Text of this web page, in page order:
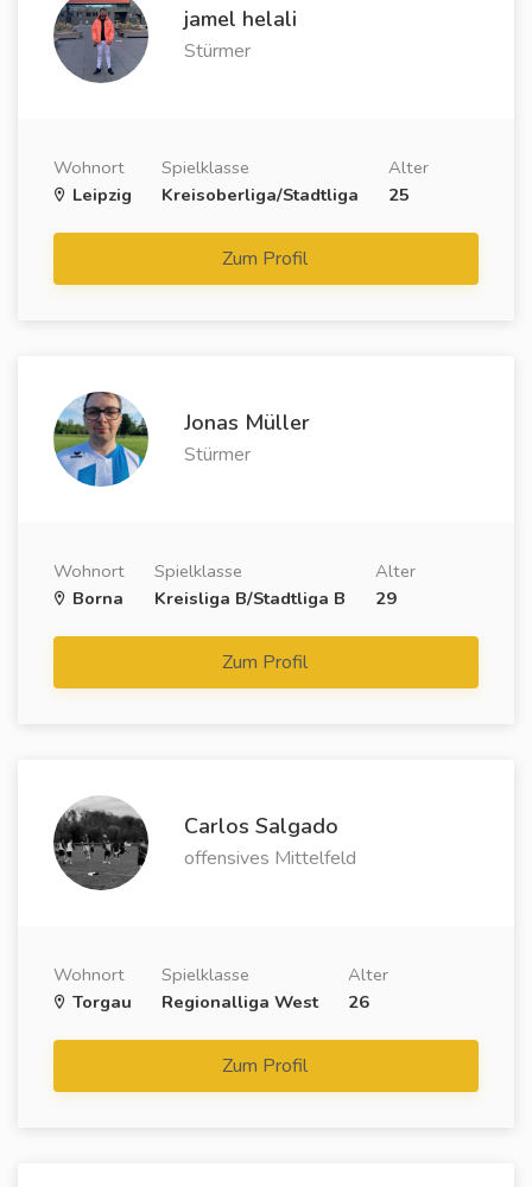
jamel helali
Stürmer
Wohnort
Leipzig
Spielklasse
Kreisoberliga/Stadtliga
Alter
25
Zum Profil
Jonas Müller
Stürmer
Wohnort
Borna
Spielklasse
Kreisliga B/Stadtliga B
Alter
29
Zum Profil
Carlos Salgado
offensives Mittelfeld
Wohnort
Torgau
Spielklasse
Regionalliga West
Alter
26
Zum Profil